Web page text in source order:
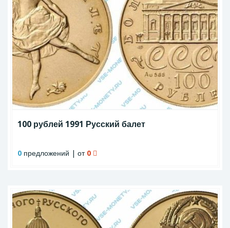
100 рублей 1991 Русский балет
0 предложений | от 0